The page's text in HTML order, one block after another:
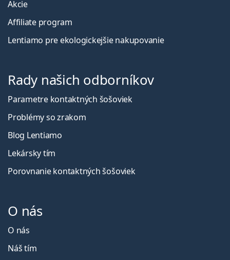
Akcie
Affiliate program
Lentiamo pre ekologickejšie nakupovanie
Rady našich odborníkov
Parametre kontaktných šošoviek
Problémy so zrakom
Blog Lentiamo
Lekársky tím
Porovnanie kontaktných šošoviek
O nás
O nás
Náš tím